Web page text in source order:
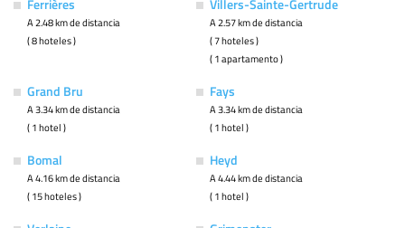
Ferrières
A 2.48 km de distancia
( 8 hoteles )
Villers-Sainte-Gertrude
A 2.57 km de distancia
( 7 hoteles )
( 1 apartamento )
Grand Bru
A 3.34 km de distancia
( 1 hotel )
Fays
A 3.34 km de distancia
( 1 hotel )
Bomal
A 4.16 km de distancia
( 15 hoteles )
Heyd
A 4.44 km de distancia
( 1 hotel )